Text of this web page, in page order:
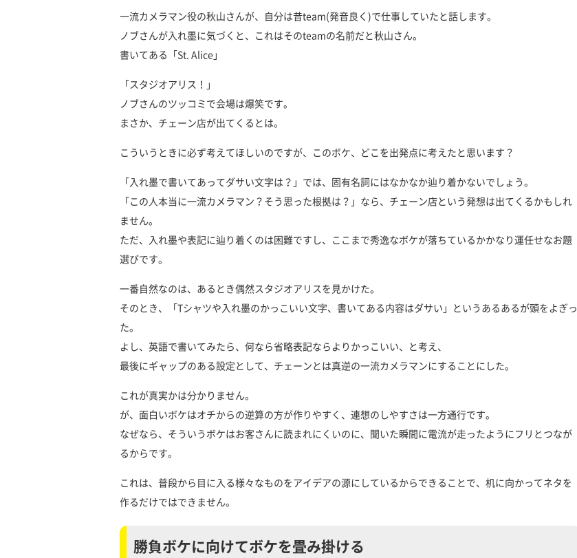
一流カメラマン役の秋山さんが、自分は昔team(発音良く)で仕事していたと話します。
ノブさんが入れ墨に気づくと、これはそのteamの名前だと秋山さん。
書いてある「St. Alice」
「スタジオアリス！」
ノブさんのツッコミで会場は爆笑です。
まさか、チェーン店が出てくるとは。
こういうときに必ず考えてほしいのですが、このボケ、どこを出発点に考えたと思います？
「入れ墨で書いてあってダサい文字は？」では、固有名詞にはなかなか辿り着かないでしょう。
「この人本当に一流カメラマン？そう思った根拠は？」なら、チェーン店という発想は出てくるかもしれ
ません。
ただ、入れ墨や表記に辿り着くのは困難ですし、ここまで秀逸なボケが落ちているかかなり運任せなお題
選びです。
一番自然なのは、あるとき偶然スタジオアリスを見かけた。
そのとき、「Tシャツや入れ墨のかっこいい文字、書いてある内容はダサい」というあるあるが頭をよぎっ
た。
よし、英語で書いてみたら、何なら省略表記ならよりかっこいい、と考え、
最後にギャップのある設定として、チェーンとは真逆の一流カメラマンにすることにした。
これが真実かは分かりません。
が、面白いボケはオチからの逆算の方が作りやすく、連想のしやすさは一方通行です。
なぜなら、そういうボケはお客さんに読まれにくいのに、聞いた瞬間に電流が走ったようにフリとつなが
るからです。
これは、普段から目に入る様々なものをアイデアの源にしているからできることで、机に向かってネタを
作るだけではできません。
勝負ボケに向けてボケを畳み掛ける